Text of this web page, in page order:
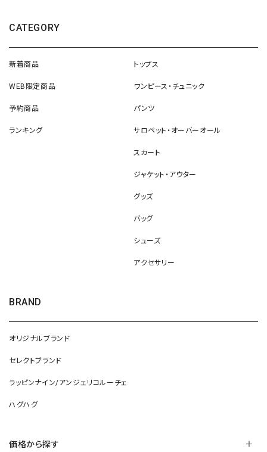
CATEGORY
新着商品
WEB限定商品
予約商品
ランキング
トップス
ワンピース・チュニック
パンツ
サロペット・オーバーオール
スカート
ジャケット・アウター
グッズ
バッグ
シューズ
アクセサリー
BRAND
オリジナルブランド
セレクトブランド
ラッピンナイン/アンジェリコルーチェ
ハグハグ
価格から探す